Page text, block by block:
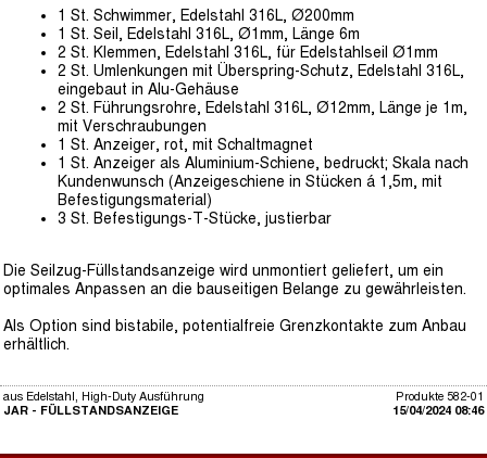
1 St. Schwimmer, Edelstahl 316L, Ø200mm
1 St. Seil, Edelstahl 316L, Ø1mm, Länge 6m
2 St. Klemmen, Edelstahl 316L, für Edelstahlseil Ø1mm
2 St. Umlenkungen mit Überspring-Schutz, Edelstahl 316L,
eingebaut in Alu-Gehäuse
2 St. Führungsrohre, Edelstahl 316L, Ø12mm, Länge je 1m,
mit Verschraubungen
1 St. Anzeiger, rot, mit Schaltmagnet
1 St. Anzeiger als Aluminium-Schiene, bedruckt; Skala nach
Kundenwunsch (Anzeigeschiene in Stücken á 1,5m, mit
Befestigungsmaterial)
3 St. Befestigungs-T-Stücke, justierbar
Die Seilzug-Füllstandsanzeige wird unmontiert geliefert, um ein
optimales Anpassen an die bauseitigen Belange zu gewährleisten.
Als Option sind bistabile, potentialfreie Grenzkontakte zum Anbau
erhältlich.
Produkte 582-01
15/04/2024 08:46
aus Edelstahl, High-Duty Ausführung
JAR - FÜLLSTANDSANZEIGE